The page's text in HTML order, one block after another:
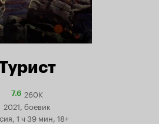
7.6Рейтинг
Кинопоиска
7.6
260K
2021, боевик
1 ч 39 мин, 18+